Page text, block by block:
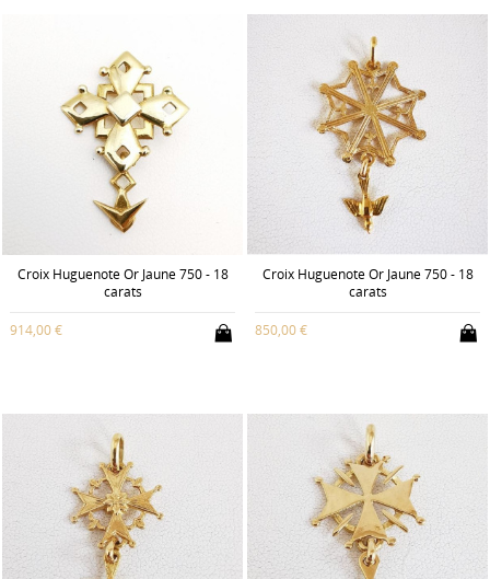
Croix Huguenote Or Jaune 750 - 18
carats
914,00 €
Croix Huguenote Or Jaune 750 - 18
carats
850,00 €